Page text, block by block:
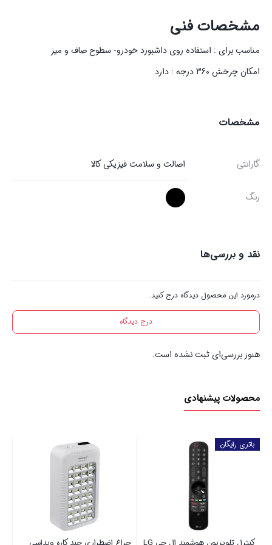
مشخصات فنی
مناسب برای : استفاده روی داشبورد خودرو- سطوح صاف و میز
امکان چرخش 360 درجه : دارد
مشخصات
گارانتی اصالت و سلامت فیزیکی کالا
رنگ
نقد و بررسی‌ها
درمورد این محصول دیدگاه درج کنید.
درج دیدگاه
هنوز بررسی‌ای ثبت نشده است.
محصولات پیشنهادی
باتری رایگان